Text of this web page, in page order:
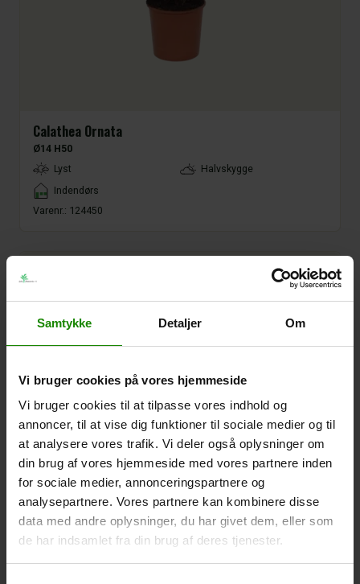
Samtykke Detaljer Om
Vi bruger cookies på vores hjemmeside
Vi bruger cookies til at tilpasse vores indhold og
annoncer, til at vise dig funktioner til sociale medier og til
at analysere vores trafik. Vi deler også oplysninger om
din brug af vores hjemmeside med vores partnere inden
for sociale medier, annonceringspartnere og
analysepartnere. Vores partnere kan kombinere disse
data med andre oplysninger, du har givet dem, eller som
de har indsamlet fra din brug af deres tjenester.
Calathea Ornata
Ø14 H50
LightType
Lyst
Halvskygge
Placement
Indendørs
Varenr.: 124450